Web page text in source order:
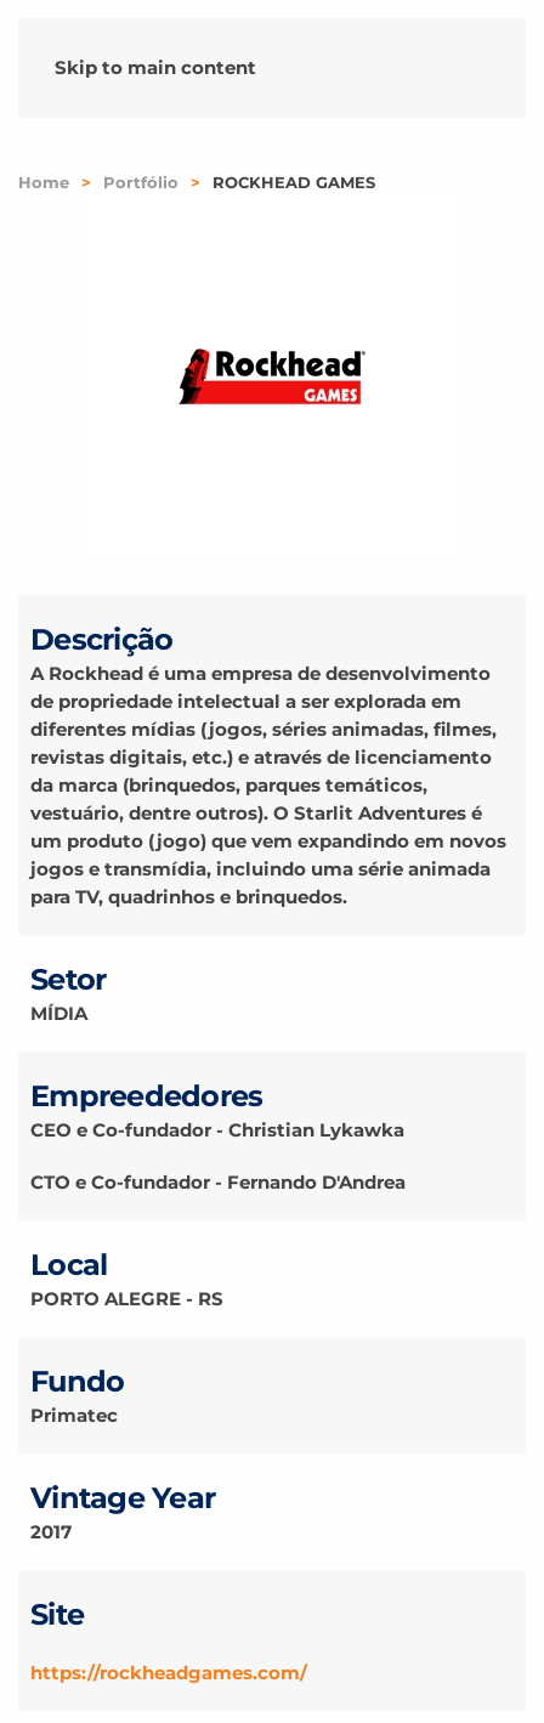
Skip to main content
Home Portfólio ROCKHEAD GAMES
Descrição
A Rockhead é uma empresa de desenvolvimento
de propriedade intelectual a ser explorada em
diferentes mídias (jogos, séries animadas, filmes,
revistas digitais, etc.) e através de licenciamento
da marca (brinquedos, parques temáticos,
vestuário, dentre outros). O Starlit Adventures é
um produto (jogo) que vem expandindo em novos
jogos e transmídia, incluindo uma série animada
para TV, quadrinhos e brinquedos.
Setor
MÍDIA
Empreededores
CEO e Co-fundador - Christian Lykawka
CTO e Co-fundador - Fernando D'Andrea
Local
PORTO ALEGRE - RS
Fundo
Primatec
Vintage Year
2017
Site
https://rockheadgames.com/